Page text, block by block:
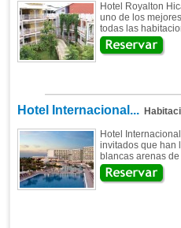
Hotel Royalton
uno de los
todas las
Hotel Internacional...
Hotel
invitados que han
blancas arenas